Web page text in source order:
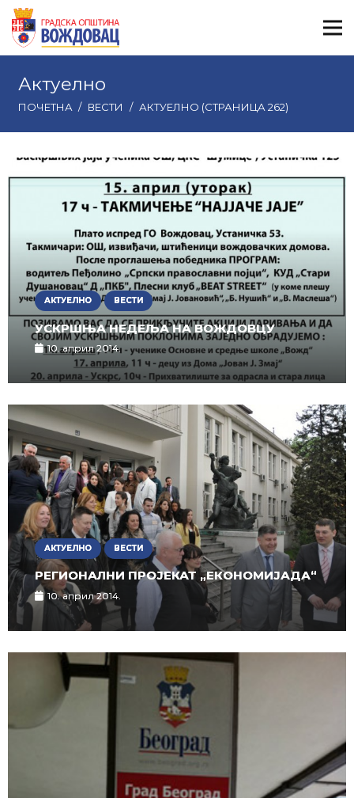
Актуелно
ПОЧЕТНА / ВЕСТИ / АКТУЕЛНО (СТРАНИЦА 262)
АКТУЕЛНО ВЕСТИ
УСКРШЊА НЕДЕЉА НА ВОЖДОВЦУ
10. април 2014.
АКТУЕЛНО ВЕСТИ
РЕГИОНАЛНИ ПРОЈЕКАТ „ЕКОНОМИЈАДА“
10. април 2014.